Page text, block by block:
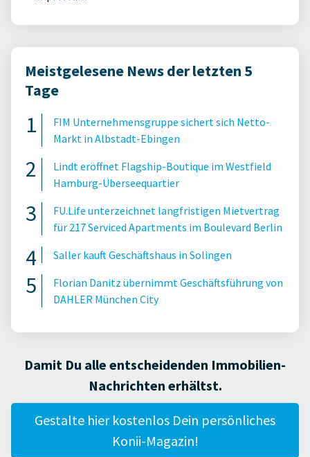
Meistgelesene News der letzten 5
Tage
FIM Unternehmensgruppe sichert sich Netto-
Markt in Albstadt-Ebingen
Lindt eröffnet Flagship-Boutique im Westfield
Hamburg-Überseequartier
FU.Life unterzeichnet langfristigen Mietvertrag
für 217 Serviced Apartments im Boulevard Berlin
Saller kauft Geschäftshaus in Solingen
Florian Danitz übernimmt Geschäftsführung von
DAHLER München City
Damit Du alle entscheidenden Immobilien-
Nachrichten erhältst.
Gestalte hier kostenlos Dein persönliches
Konii-Magazin!